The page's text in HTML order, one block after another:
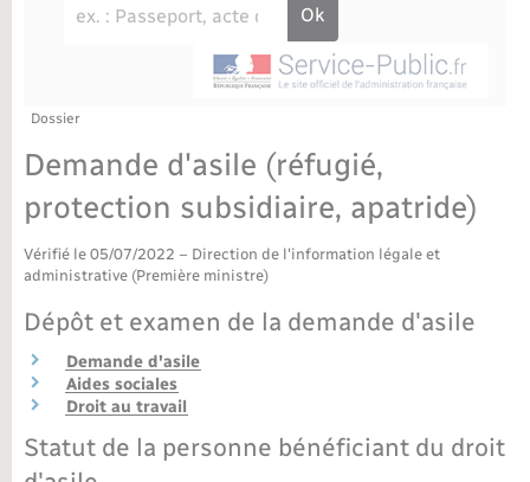
Recensement militaire
Info jeunes
Maison des jeunes (11-17 ans)
Associations
Saison culturelle
Bibliothèques
Sport
Bornes de recharge électrique
Travaux - Autorisation d’occupation de l’espace
Agenda
La Communauté de communes
Plan interactif
Dossier
Demande d'asile (réfugié,
protection subsidiaire, apatride)
Vérifié le 05/07/2022 – Direction de l'information légale et
administrative (Première ministre)
Dépôt et examen de la demande d'asile
Demande d'asile
Aides sociales
Droit au travail
Statut de la personne bénéficiant du droit